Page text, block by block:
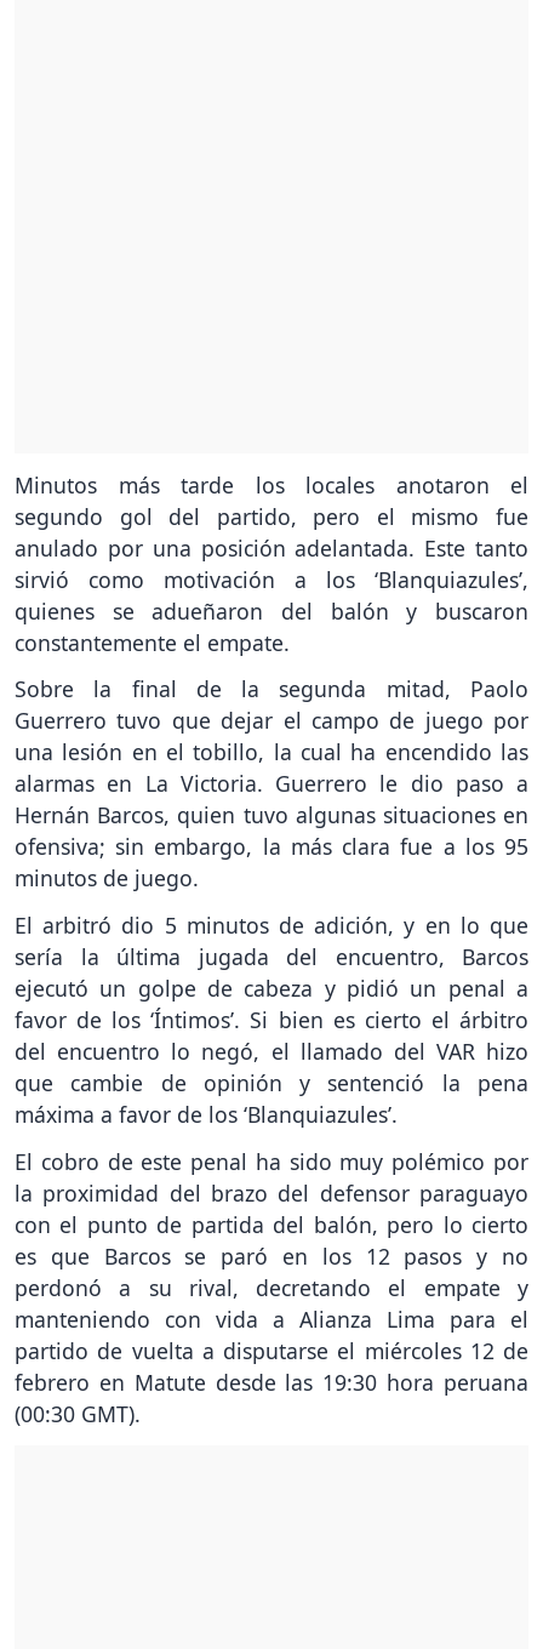
Minutos más tarde los locales anotaron el
segundo gol del partido, pero el mismo fue
anulado por una posición adelantada. Este tanto
sirvió como motivación a los ‘Blanquiazules’,
quienes se adueñaron del balón y buscaron
constantemente el empate.
Sobre la final de la segunda mitad, Paolo
Guerrero tuvo que dejar el campo de juego por
una lesión en el tobillo, la cual ha encendido las
alarmas en La Victoria. Guerrero le dio paso a
Hernán Barcos, quien tuvo algunas situaciones en
ofensiva; sin embargo, la más clara fue a los 95
minutos de juego.
El arbitró dio 5 minutos de adición, y en lo que
sería la última jugada del encuentro, Barcos
ejecutó un golpe de cabeza y pidió un penal a
favor de los ‘Íntimos’. Si bien es cierto el árbitro
del encuentro lo negó, el llamado del VAR hizo
que cambie de opinión y sentenció la pena
máxima a favor de los ‘Blanquiazules’.
El cobro de este penal ha sido muy polémico por
la proximidad del brazo del defensor paraguayo
con el punto de partida del balón, pero lo cierto
es que Barcos se paró en los 12 pasos y no
perdonó a su rival, decretando el empate y
manteniendo con vida a Alianza Lima para el
partido de vuelta a disputarse el miércoles 12 de
febrero en Matute desde las 19:30 hora peruana
(00:30 GMT).